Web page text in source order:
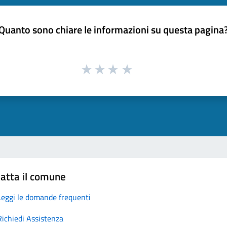
sono chiare le informazioni su questa
il comune
le domande frequenti
Assistenza